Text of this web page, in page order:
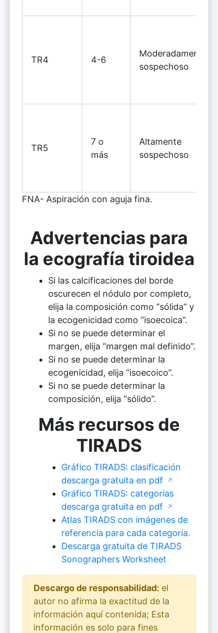
TR4 4-6
Moderadamente
sospechoso
TR5
7 o
más
Altamente
sospechoso
FNA- Aspiración con aguja fina.
Advertencias para
la ecografía tiroidea
Si las calcificaciones del borde
oscurecen el nódulo por completo,
elija la composición como “sólida” y
la ecogenicidad como “isoecoica”.
Si no se puede determinar el
margen, elija “margen mal definido”.
Si no se puede determinar la
ecogenicidad, elija “isoecoico”.
Si no se puede determinar la
composición, elija “sólido”.
Más recursos de
TIRADS
Gráfico TIRADS: clasificación
descarga gratuita en pdf
↗
Gráfico TIRADS: categorías
descarga gratuita en pdf
↗
Atlas TIRADS con imágenes de
referencia para cada categoría.
Descarga gratuita de TIRADS
Sonographers Worksheet
Descargo de responsabilidad: el
autor no afirma la exactitud de la
información aquí contenida; Esta
información es solo para fines